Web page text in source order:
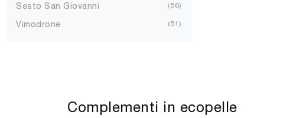
Sesto San Giovanni 56
Vimodrone 51
Complementi in ecopelle